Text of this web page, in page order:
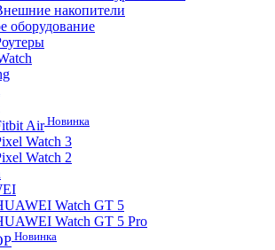
накопители
оборудование
AirНовинка
Watch 3
Watch 2
Watch GT 5
Watch GT 5 Pro
Новинка